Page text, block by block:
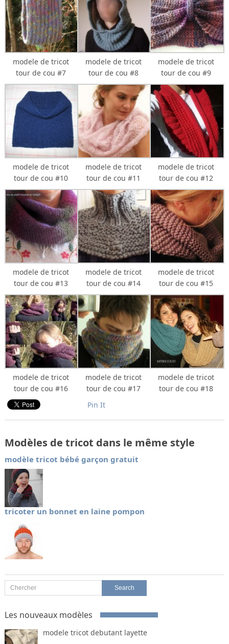
modele de tricot
tour de cou #7
modele de tricot
tour de cou #8
modele de tricot
tour de cou #9
modele de tricot
tour de cou #10
modele de tricot
tour de cou #11
modele de tricot
tour de cou #12
modele de tricot
tour de cou #13
modele de tricot
tour de cou #14
modele de tricot
tour de cou #15
modele de tricot
tour de cou #16
modele de tricot
tour de cou #17
modele de tricot
tour de cou #18
Pin It
Modèles de tricot dans le même style
modèle tricot bébé garçon gratuit
tricoter un bonnet en laine pompon
Les nouveaux modèles
modele tricot debutant layette